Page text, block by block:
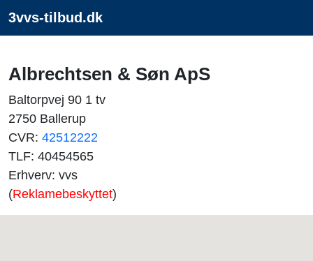
3vvs-tilbud.dk
Albrechtsen & Søn ApS
Baltorpvej 90 1 tv
2750 Ballerup
CVR: 42512222
TLF: 40454565
Erhverv: vvs
(Reklamebeskyttet)